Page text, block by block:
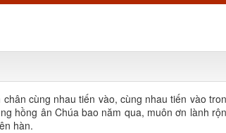
cùng nhau tiến vào, cùng nhau tiến vào
hồng ân Chúa bao năm qua, muôn ơn lành
hàn.